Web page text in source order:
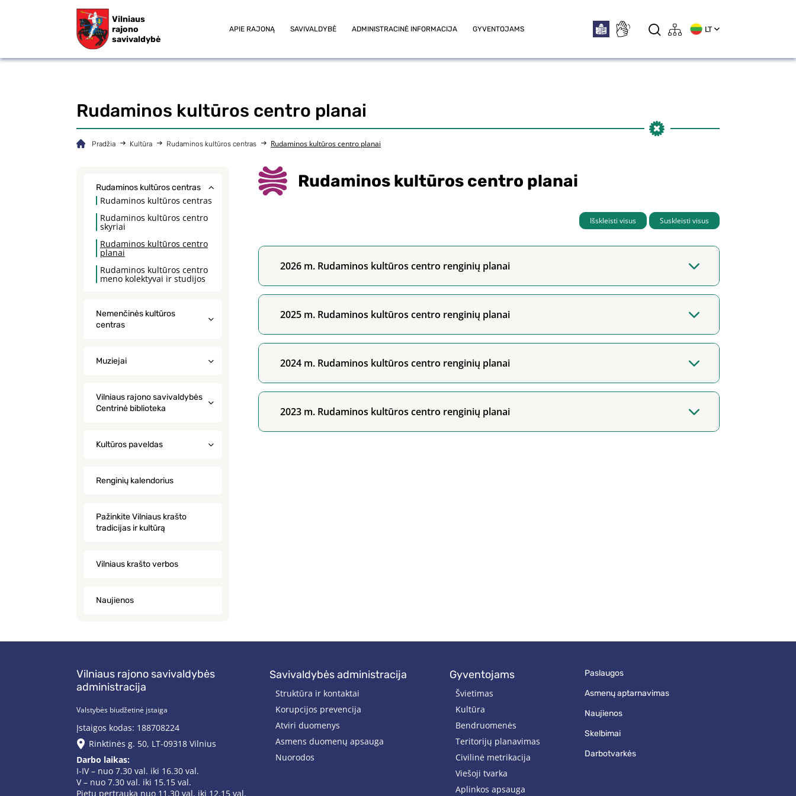
Vilniaus
rajono
savivaldybė
APIE RAJONĄ SAVIVALDYBĖ ADMINISTRACINĖ INFORMACIJA GYVENTOJAMS LT
Rudaminos kultūros centro planai
Pradžia Kultūra Rudaminos kultūros centras Rudaminos kultūros centro planai
Rudaminos kultūros centras
Rudaminos kultūros centras
Rudaminos kultūros centro
skyriai
Rudaminos kultūros centro
planai
Rudaminos kultūros centro
meno kolektyvai ir studijos
Nemenčinės kultūros
centras
Muziejai
Vilniaus rajono savivaldybės
Centrinė biblioteka
Kultūros paveldas
Renginių kalendorius
Pažinkite Vilniaus krašto
tradicijas ir kultūrą
Vilniaus krašto verbos
Naujienos
Rudaminos kultūros centro planai
Išskleisti visus Suskleisti visus
2026 m. Rudaminos kultūros centro renginių planai
2025 m. Rudaminos kultūros centro renginių planai
2024 m. Rudaminos kultūros centro renginių planai
2023 m. Rudaminos kultūros centro renginių planai
Vilniaus rajono savivaldybės
administracija
Valstybės biudžetinė įstaiga
Įstaigos kodas: 188708224
Rinktinės g. 50, LT-09318 Vilnius
Darbo laikas:
I-IV – nuo 7.30 val. iki 16.30 val.
V – nuo 7.30 val. iki 15.15 val.
Pietų pertrauka nuo 11.30 val. iki 12.15 val.
savivaldybės administracija
Struktūra ir kontaktai
Korupcijos prevencija
Atviri duomenys
Asmens duomenų apsauga
Nuorodos
gyventojams
Švietimas
Kultūra
Bendruomenės
Teritorijų planavimas
Civilinė metrikacija
Viešoji tvarka
Aplinkos apsauga
paslaugos
asmenų aptarnavimas
naujienos
skelbimai
darbotvarkės